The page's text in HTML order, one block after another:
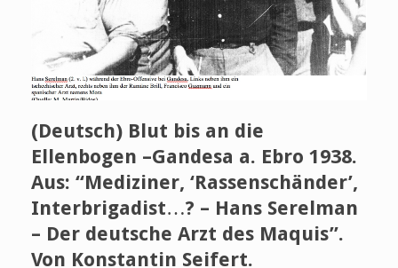
(Deutsch) Blut bis an die
Ellenbogen –Gandesa a. Ebro 1938.
Aus: “Mediziner, ‘Rassenschänder’,
Interbrigadist…? – Hans Serelman
– Der deutsche Arzt des Maquis”.
Von Konstantin Seifert.